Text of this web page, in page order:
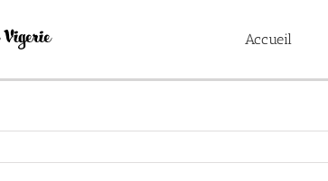
Accueil